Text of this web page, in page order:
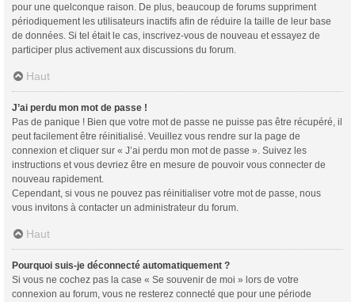
pour une quelconque raison. De plus, beaucoup de forums suppriment
périodiquement les utilisateurs inactifs afin de réduire la taille de leur base
de données. Si tel était le cas, inscrivez-vous de nouveau et essayez de
participer plus activement aux discussions du forum.
Haut
J’ai perdu mon mot de passe !
Pas de panique ! Bien que votre mot de passe ne puisse pas être récupéré, il
peut facilement être réinitialisé. Veuillez vous rendre sur la page de
connexion et cliquer sur « J’ai perdu mon mot de passe ». Suivez les
instructions et vous devriez être en mesure de pouvoir vous connecter de
nouveau rapidement.
Cependant, si vous ne pouvez pas réinitialiser votre mot de passe, nous
vous invitons à contacter un administrateur du forum.
Haut
Pourquoi suis-je déconnecté automatiquement ?
Si vous ne cochez pas la case « Se souvenir de moi » lors de votre
connexion au forum, vous ne resterez connecté que pour une période